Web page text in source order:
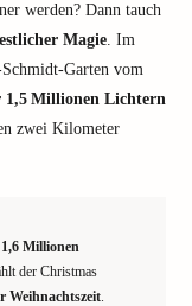
werden? Dann tauch
Magie. Im
Garten vom
1,5 Millionen Lichtern
zwei Kilometer
Millionen
der Christmas
Weihnachtszeit.